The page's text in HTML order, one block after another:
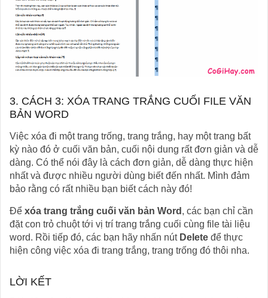
3. CÁCH 3: XÓA TRANG TRẮNG CUỐI FILE VĂN
BẢN WORD
Việc xóa đi một trang trống, trang trắng, hay một trang bất
kỳ nào đó ở cuối văn bản, cuối nội dung rất đơn giản và dễ
dàng. Có thể nói đây là cách đơn giản, dễ dàng thực hiện
nhất và được nhiều người dùng biết đến nhất. Mình đảm
bảo rằng có rất nhiều bạn biết cách này đó!
Để xóa trang trắng cuối văn bản Word , các bạn chỉ cần
đặt con trỏ chuột tới vị trí trang trắng cuối cùng file tài liệu
word. Rồi tiếp đó, các bạn hãy nhấn nút Delete để thực
hiện công việc xóa đi trang trắng, trang trống đó thôi nha.
LỜI KẾT